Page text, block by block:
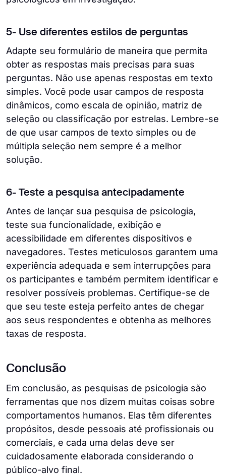
5- Use diferentes estilos de perguntas
Adapte seu formulário de maneira que permita
obter as respostas mais precisas para suas
perguntas. Não use apenas respostas em texto
simples. Você pode usar campos de resposta
dinâmicos, como escala de opinião, matriz de
seleção ou classificação por estrelas. Lembre-se
de que usar campos de texto simples ou de
múltipla seleção nem sempre é a melhor
solução.
6- Teste a pesquisa antecipadamente
Antes de lançar sua pesquisa de psicologia,
teste sua funcionalidade, exibição e
acessibilidade em diferentes dispositivos e
navegadores. Testes meticulosos garantem uma
experiência adequada e sem interrupções para
os participantes e também permitem identificar e
resolver possíveis problemas. Certifique-se de
que seu teste esteja perfeito antes de chegar
aos seus respondentes e obtenha as melhores
taxas de resposta.
Conclusão
Em conclusão, as pesquisas de psicologia são
ferramentas que nos dizem muitas coisas sobre
comportamentos humanos. Elas têm diferentes
propósitos, desde pessoais até profissionais ou
comerciais, e cada uma delas deve ser
cuidadosamente elaborada considerando o
público-alvo final.